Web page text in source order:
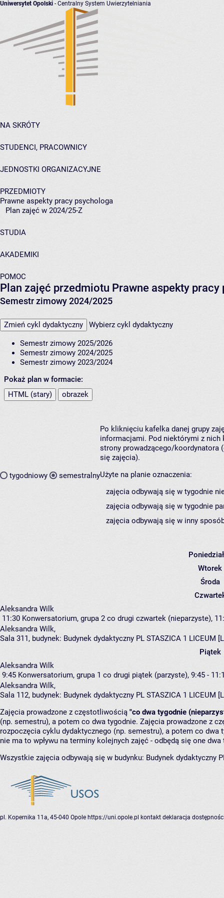
Uniwersytet Opolski - Centralny System Uwierzytelniania
NA SKRÓTY
STUDENCI, PRACOWNICY
JEDNOSTKI ORGANIZACYJNE
PRZEDMIOTY
Prawne aspekty pracy psychologa
Plan zajęć w 2024/25-Z
STUDIA
AKADEMIKI
POMOC
Plan zajęć przedmiotu Prawne aspekty pracy
Semestr zimowy 2024/2025
Zmień cykl dydaktyczny Wybierz cykl dydaktyczny
Semestr zimowy 2025/2026
Semestr zimowy 2024/2025
Semestr zimowy 2023/2024
Pokaż plan w formacie:
HTML (stary)
obrazek
tygodniowy semestralny
Po kliknięciu kafelka danej grupy
informacjami. Pod niektórymi z nich
strony prowadzącego/koordynatora
się zajęcia).
Użyte na planie oznaczenia:
zajęcia odbywają się w tygodnie
zajęcia odbywają się w tygodnie
zajęcia odbywają się w inny
Wtorek
Środa
Aleksandra Wilk
11:30 Konwersatorium, grupa 2 co drugi czwartek (nieparzyste),
Aleksandra Wilk,
Sala 311, budynek: Budynek dydaktyczny PL STASZICA 1 LICEUM
Piątek
Aleksandra Wilk
9:45 Konwersatorium, grupa 1 co drugi piątek (parzyste), 9:45 -
Aleksandra Wilk,
Sala 112, budynek: Budynek dydaktyczny PL STASZICA 1 LICEUM
Zajęcia prowadzone z częstotliwością "co dwa tygodnie
(np. semestru), a potem co dwa tygodnie. Zajęcia prowadzone z
rozpoczęcia cyklu dydaktycznego (np. semestru), a potem co
nie ma to wpływu na terminy kolejnych zajęć - odbędą się one
Wszystkie zajęcia odbywają się w budynku: Budynek dydaktyczny
pl. Kopernika 11a, 45-040 Opole https://uni.opole.pl kontakt deklaracja